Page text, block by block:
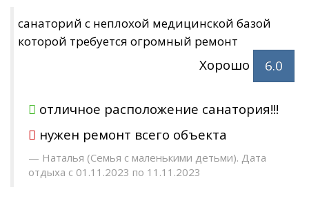
санаторий с неплохой медицинской базой
которой требуется огромный ремонт
Хорошо 6.0
отличное расположение санатория!!!
нужен ремонт всего объекта
Наталья (Семья с маленькими детьми). Дата
отдыха с 01.11.2023 по 11.11.2023